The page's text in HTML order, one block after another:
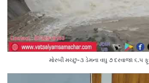
મોરબી મચ્છુ-૩ ડેમના વઘુ ૭ દરવાજા ૬.૫